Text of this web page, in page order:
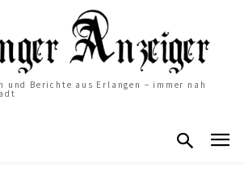
und Berichte aus Erlangen – immer nah